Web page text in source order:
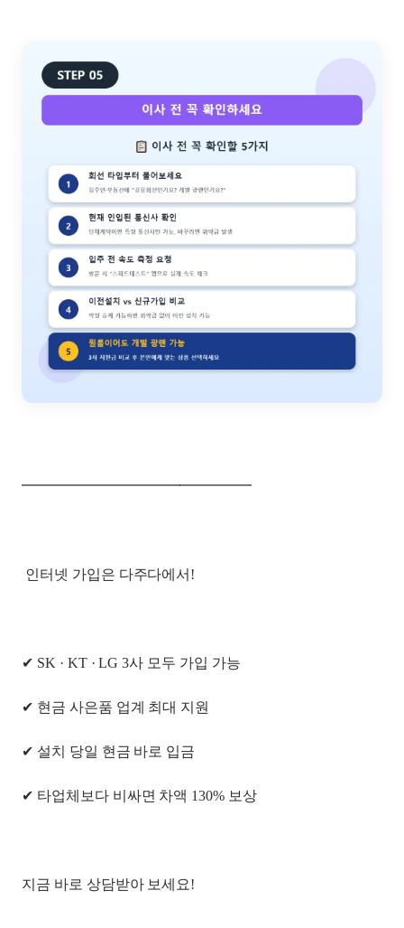
━━━━━━━━━━━━━━━━
인터넷 가입은 다주다에서!
✔ SK · KT · LG 3사 모두 가입 가능
✔ 현금 사은품 업계 최대 지원
✔ 설치 당일 현금 바로 입금
✔ 타업체보다 비싸면 차액 130% 보상
지금 바로 상담받아 보세요!